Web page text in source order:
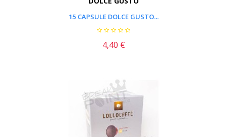
15 CAPSULE DOLCE GUSTO...
Prezzo
4,40 €